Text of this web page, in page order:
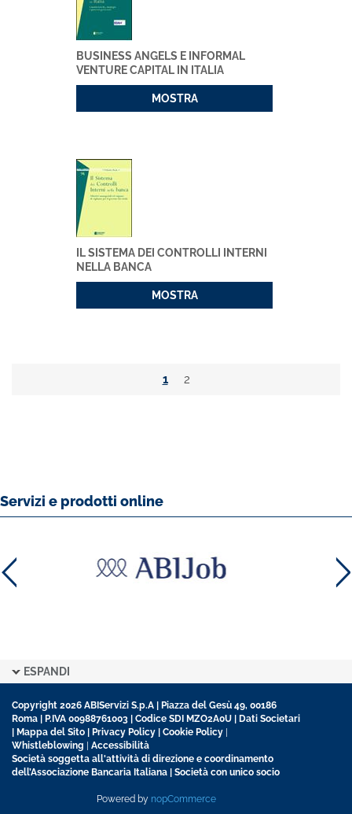
BUSINESS ANGELS E INFORMAL
VENTURE CAPITAL IN ITALIA
MOSTRA
IL SISTEMA DEI CONTROLLI INTERNI
NELLA BANCA
MOSTRA
1 2
Servizi e prodotti online
ESPANDI
Copyright 2026 ABIServizi S.p.A | Piazza del Gesù 49, 00186
Roma | P.IVA 00988761003 | Codice SDI MZO2A0U |
Dati Societari
Mappa del Sito Privacy Policy Cookie Policy
Whistleblowing
Accessibilità
Società soggetta all'attività di direzione e coordinamento
dell’Associazione Bancaria Italiana | Società con unico socio
Powered by nopCommerce